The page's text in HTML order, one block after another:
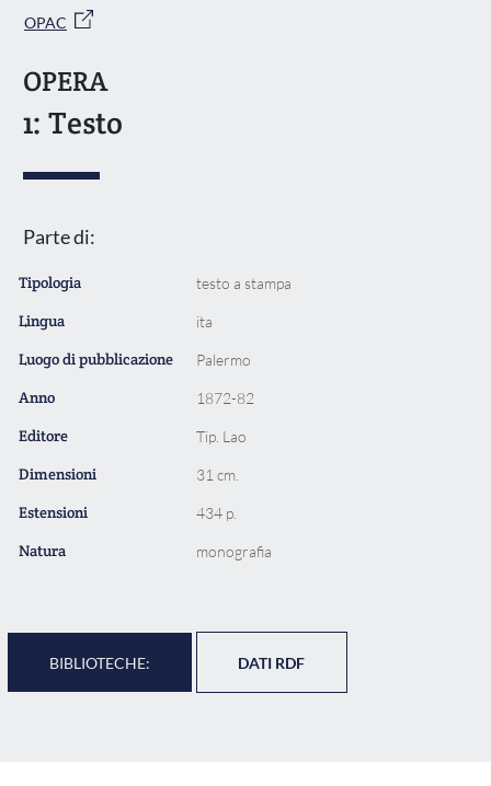
OPAC
OPERA
1: Testo
Parte di:
Tipologia testo a stampa
Lingua ita
Luogo di pubblicazione Palermo
Anno 1872-82
Editore Tip. Lao
Dimensioni 31 cm.
Estensioni 434 p.
Natura monografia
BIBLIOTECHE: DATI RDF